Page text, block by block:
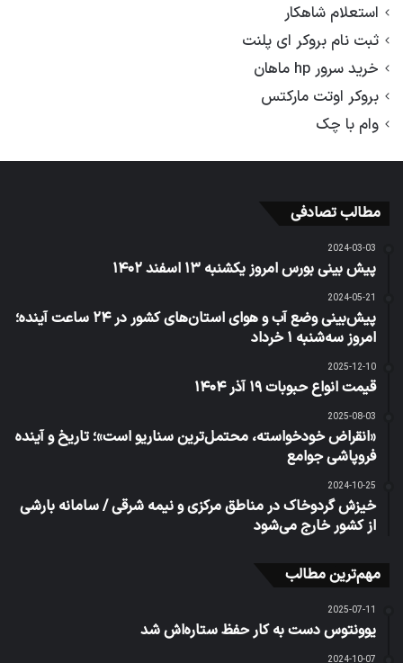
استعلام شاهکار
ثبت نام بروکر ای پلنت
خرید سرور hp ماهان
بروکر اوتت مارکتس
وام با چک
مطالب تصادفی
2024-03-03
پیش بینی بورس امروز یکشنبه ۱۳ اسفند ۱۴۰۲
2024-05-21
پیش‌بینی وضع آب و هوای استان‌های کشور در ۲۴ ساعت آینده؛
امروز سه‌شنبه ۱ خرداد
2025-12-10
قیمت انواع حبوبات ۱۹ آذر ۱۴۰۴
2025-08-03
«انقراض خودخواسته، محتمل‌ترین سناریو است»؛ تاریخ و آینده
فروپاشی جوامع
2024-10-25
خیزش گردوخاک در مناطق مرکزی و نیمه شرقی / سامانه بارشی
از کشور خارج می‌شود
مهم‌ترین مطالب
2025-07-11
یوونتوس دست به کار حفظ ستاره‌اش شد
2024-10-07